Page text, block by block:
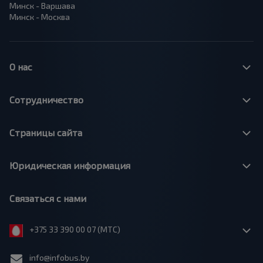
Минск - Варшава
Минск - Москва
О нас
Сотрудничество
Страницы сайта
Юридическая информация
Связаться с нами
+375 33 390 00 07 (МТС)
info@infobus.by